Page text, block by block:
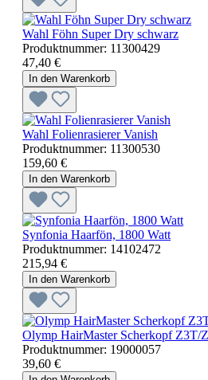
Wahl Föhn Super Dry schwarz
Produktnummer: 11300429
47,40 €
In den Warenkorb
Wahl Folienrasierer Vanish
Produktnummer: 11300530
159,60 €
In den Warenkorb
Synfonia Haarfön, 1800 Watt
Produktnummer: 14102472
215,94 €
In den Warenkorb
Olymp HairMaster Scherkopf Z3T/
Produktnummer: 19000057
39,60 €